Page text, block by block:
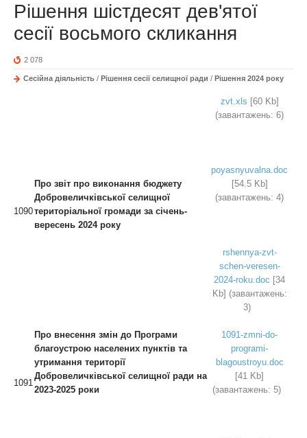
Рішення шістдесят дев'ятої
сесії восьмого скликання
2 078
Сесійна діяльність / Рішення сесії селищної ради / Рішення 2024 року
1090
Про звіт про виконання бюджету
Добровеличківської селищної
територіальної громади за січень-
вересень 2024 року
zvt.xls [60 Kb]
(завантажень: 6)
poyasnyuvalna.doc
[54.5 Kb]
(завантажень: 4)
rshennya-zvt-
schen-veresen-
2024-roku.doc [34
Kb] (завантажень:
3)
1091
Про внесення змін до Програми
благоустрою населених пунктів та
утримання території
Добровеличківської селищної ради на
2023-2025 роки
1091-zmni-do-
programi-
blagoustroyu.doc
[41 Kb]
(завантажень: 5)